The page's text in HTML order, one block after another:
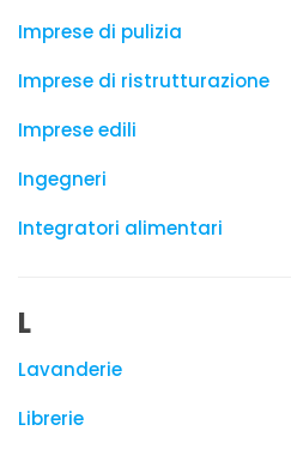
Imprese di pulizia
Imprese di ristrutturazione
Imprese edili
Ingegneri
Integratori alimentari
L
Lavanderie
Librerie